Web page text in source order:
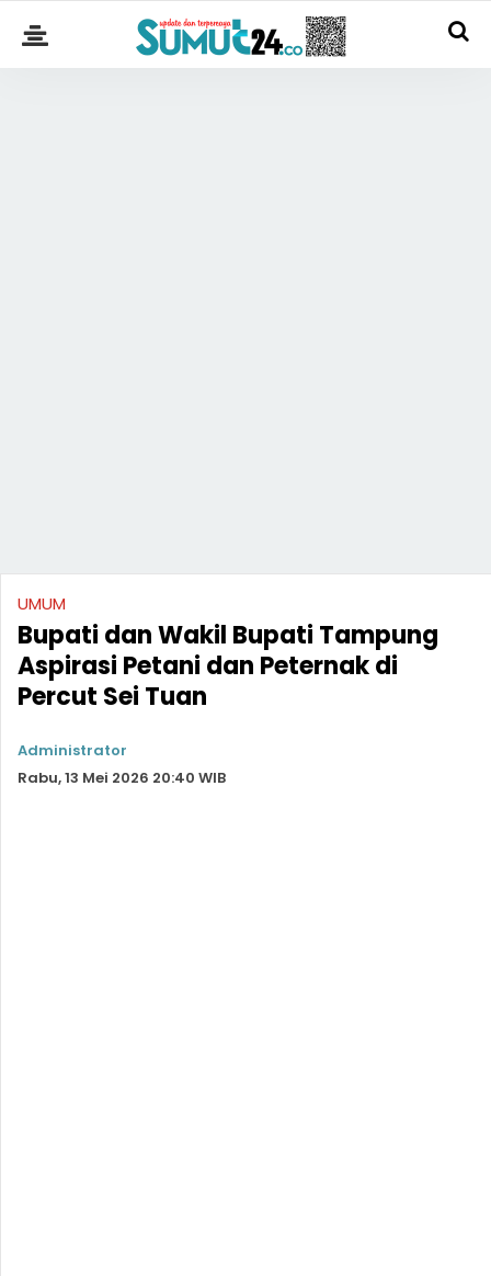
UMUM
Bupati dan Wakil Bupati Tampung
Aspirasi Petani dan Peternak di
Percut Sei Tuan
Administrator
Rabu, 13 Mei 2026 20:40 WIB